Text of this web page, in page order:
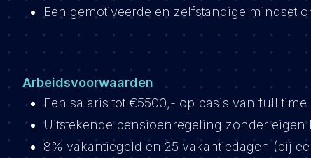
Een gemotiveerde en zelfstandige mindset
Arbeidsvoorwaarden
Een salaris tot €5500,- op basis van full time.
Uitstekende pensioenregeling zonder eigen
8% vakantiegeld en 25 vakantiedagen (bij